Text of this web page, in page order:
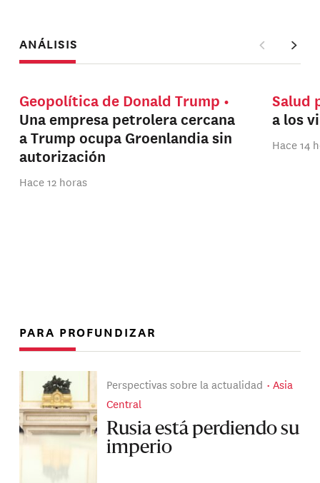
ANÁLISIS
Geopolítica de Donald Trump
Una empresa petrolera cercana
a Trump ocupa Groenlandia sin
autorización
Hace 12 horas
Salud
a los
Hace 14
PARA PROFUNDIZAR
Perspectivas sobre la actualidad
Asia
Central
Rusia está perdiendo su
imperio